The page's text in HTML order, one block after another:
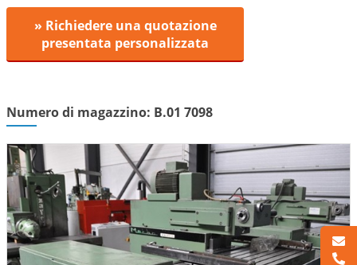
» Richiedere una quotazione
presentata personalizzata
Numero di magazzino: B.01 7098